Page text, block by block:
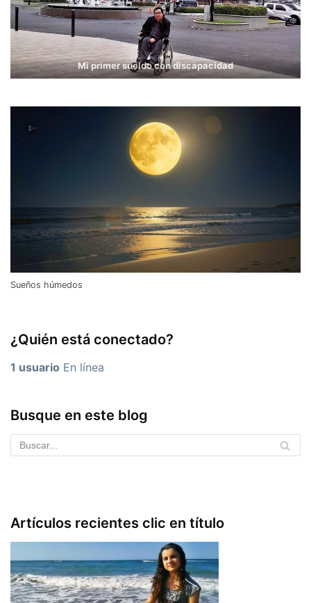
Mi primer sueldo con discapacidad
Sueños húmedos
¿Quién está conectado?
1 usuario En línea
Busque en este blog
Artículos recientes clic en título